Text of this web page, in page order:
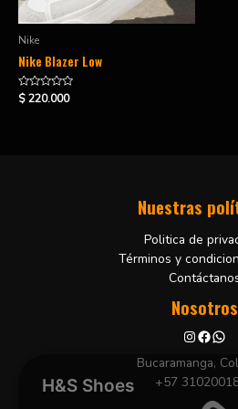
Nike
Nike Blazer Low
Valorado
en
$220.000
Nuestras
Politica de
Términos y
Nosotros
Bucaramanga,
+57
H&S Shoes